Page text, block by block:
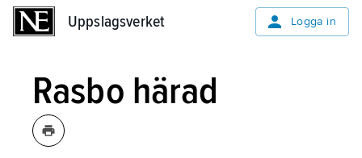
Uppslagsverket Logga in
Rasbo härad